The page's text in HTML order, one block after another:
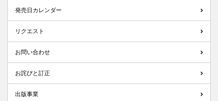
発売日カレンダー
リクエスト
お問い合わせ
お詫びと訂正
出版事業